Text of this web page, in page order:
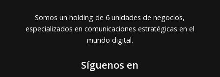
Somos un holding de 6 unidades de negocios,
especializados en comunicaciones estratégicas en el
mundo digital.
Síguenos en